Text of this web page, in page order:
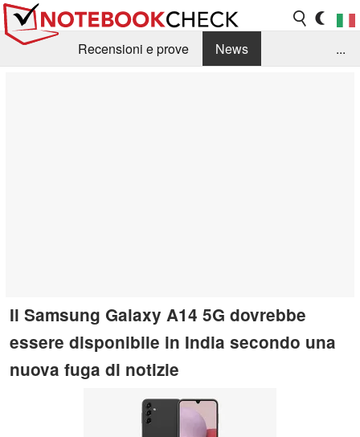
Recensioni e prove
News
...
Il Samsung Galaxy A14 5G dovrebbe
essere disponibile in India secondo una
nuova fuga di notizie